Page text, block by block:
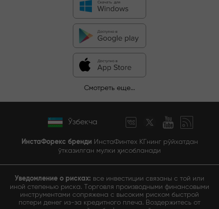
Смотреть еще...
Ўзбекча
ИнстаФорекс бренди ИнстаФинтех КГнинг рўйхатдан
ўтказилган мулки ҳисобланади
Уведомление о рисках: все инвестиции связаны с той или
иной степенью риска. Торговля производными финансовыми
инструментами сопряжена с высоким риском быстрой
потери денег из-за кредитного плеча. Воздержитесь от